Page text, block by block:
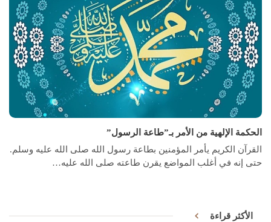
الحكمة الإلهية من الأمر بـ”طاعة الرسول”
القرآن الكريم يأمر المؤمنين بطاعة رسول الله صلى الله عليه وسلم.
حتى إنه في أغلب المواضع يقرن طاعته صلى الله عليه…
الأكثر قراءة